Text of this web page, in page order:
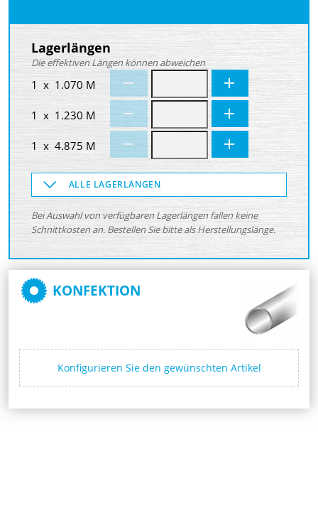
Lagerlängen
Die effektiven Längen können abweichen
1 x 1.070 M
1 x 1.230 M
1 x 4.875 M
ALLE LAGERLÄNGEN
Bei Auswahl von verfügbaren Lagerlängen fallen keine
Schnittkosten an. Bestellen Sie bitte als Herstellungslänge.
KONFEKTION
Konfigurieren Sie den gewünschten Artikel